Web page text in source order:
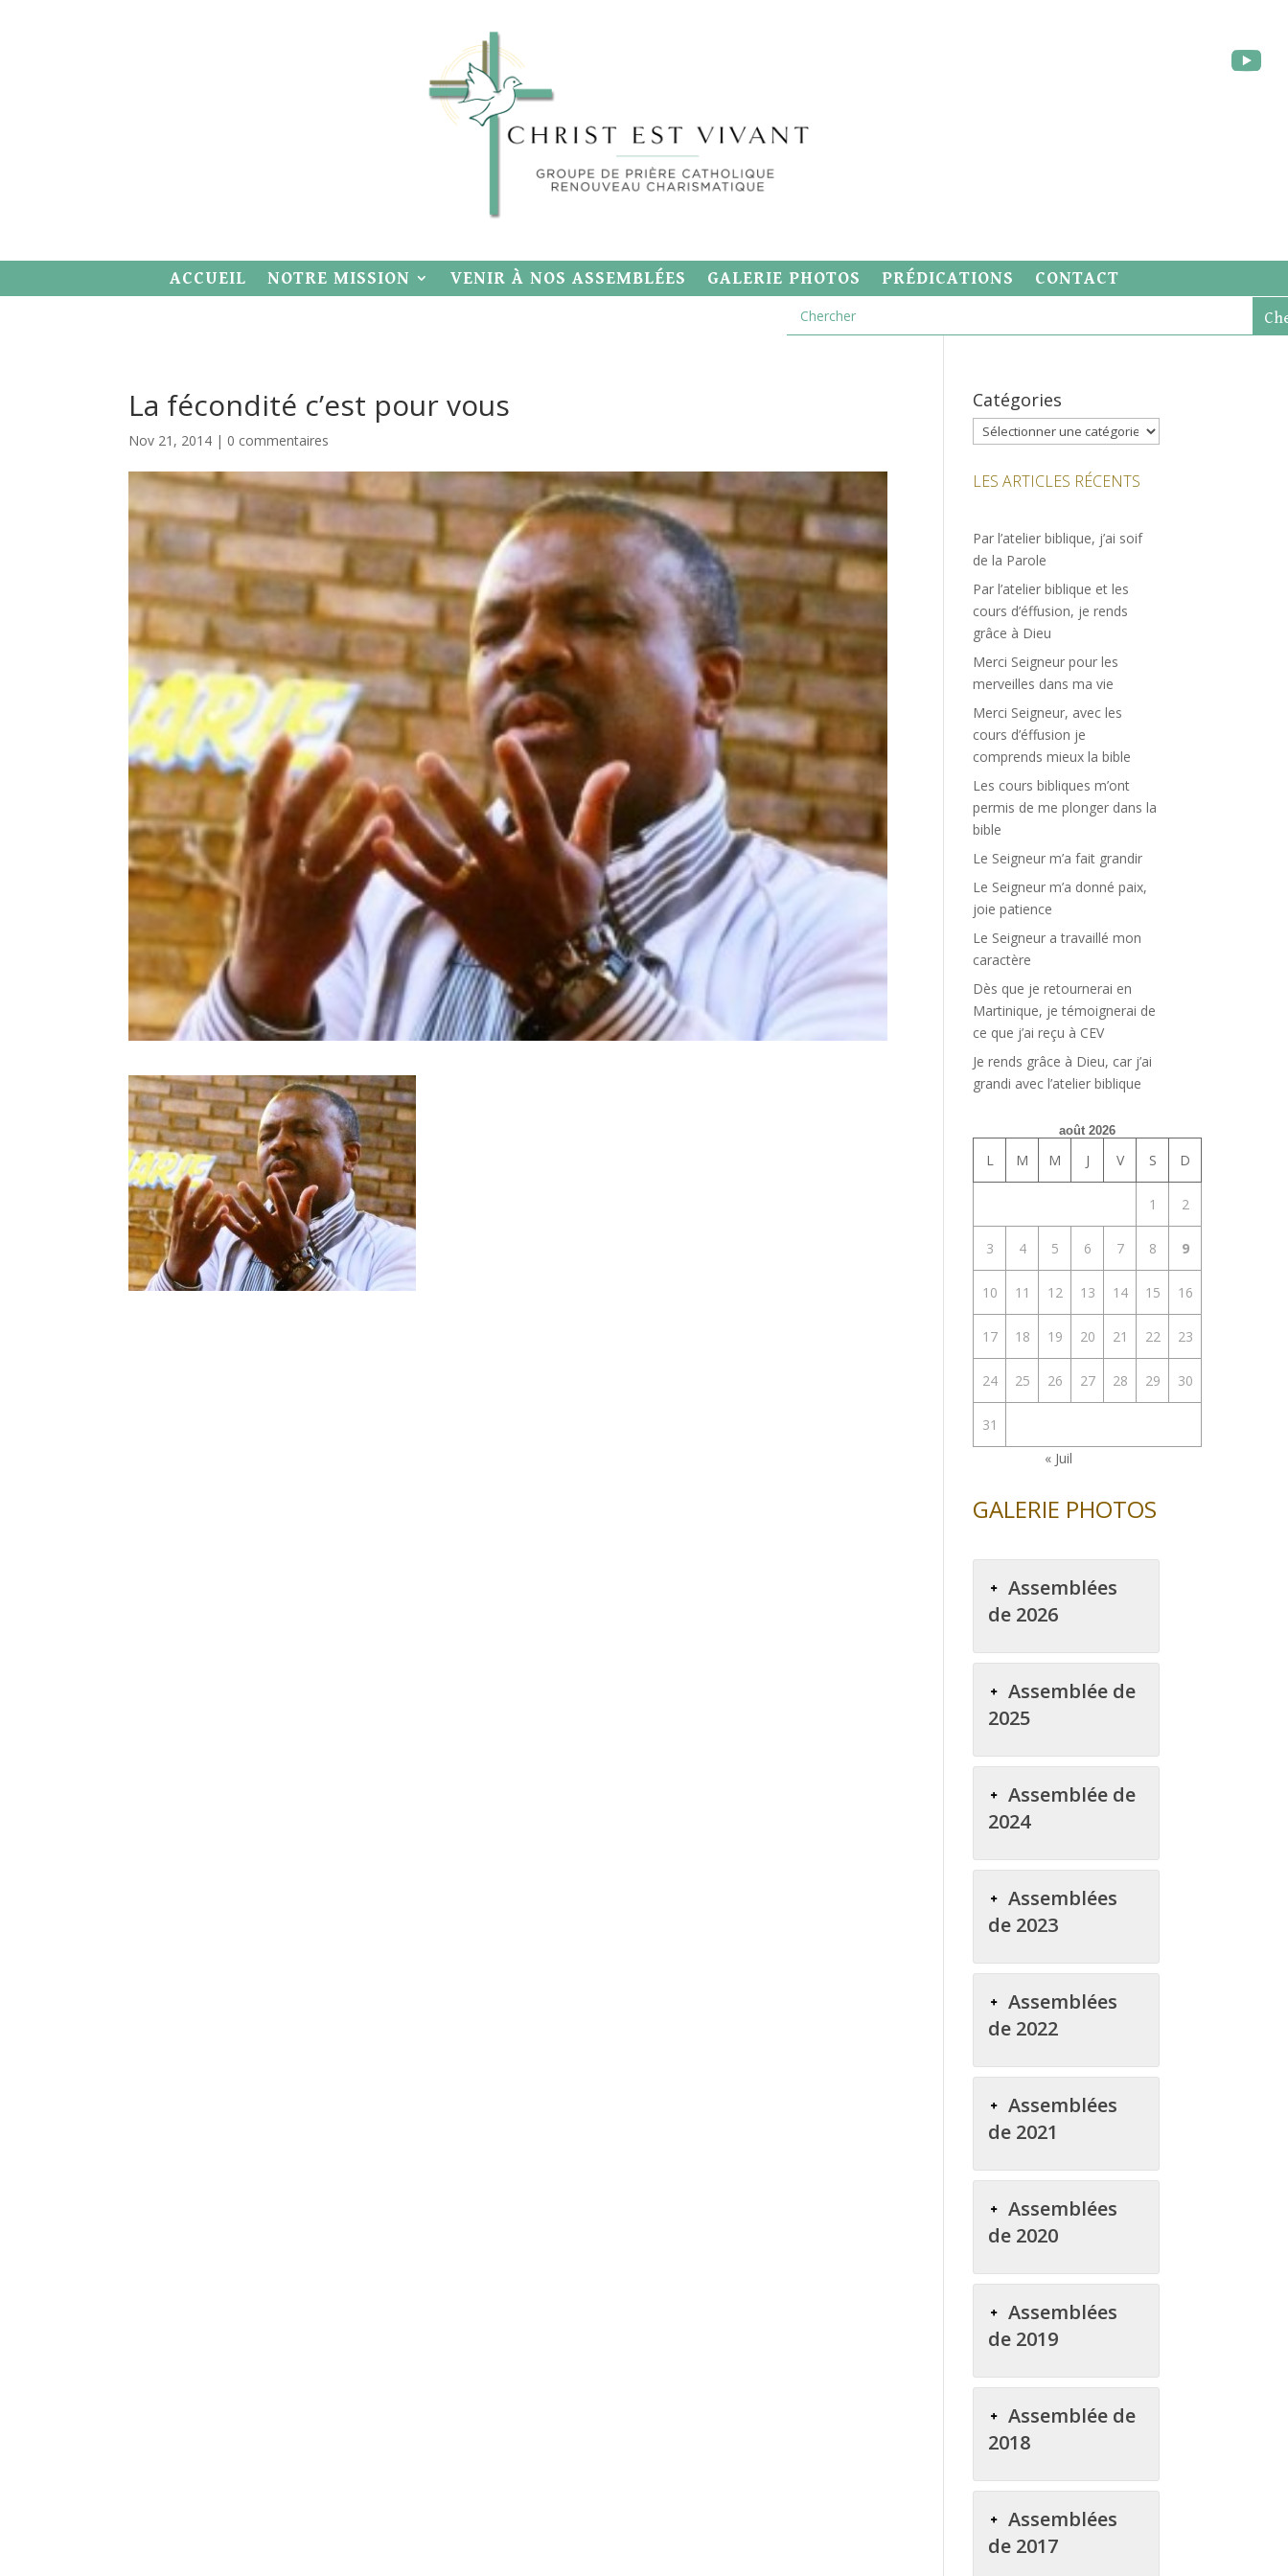
ACCUEIL NOTRE MISSION VENIR À NOS ASSEMBLÉES GALERIE PHOTOS PRÉDICATIONS CONTACT
La fécondité c’est pour vous
Nov 21, 2014 | 0 commentaires
Catégories
Catégories
LES ARTICLES RÉCENTS
Par l’atelier biblique, j’ai soif
de la Parole
Par l’atelier biblique et les
cours d’éffusion, je rends
grâce à Dieu
Merci Seigneur pour les
merveilles dans ma vie
Merci Seigneur, avec les
cours d’éffusion je
comprends mieux la bible
Les cours bibliques m’ont
permis de me plonger dans la
bible
Le Seigneur m’a fait grandir
Le Seigneur m’a donné paix,
joie patience
Le Seigneur a travaillé mon
caractère
Dès que je retournerai en
Martinique, je témoignerai de
ce que j’ai reçu à CEV
Je rends grâce à Dieu, car j’ai
grandi avec l’atelier biblique
août 2026
L M M J V S D
1 2
3 4 5 6 7 8 9
10 11 12 13 14 15 16
17 18 19 20 21 22 23
24 25 26 27 28 29 30
31
« Juil
GALERIE PHOTOS
Assemblées
de 2026
Assemblée de
2025
Assemblée de
2024
Assemblées
de 2023
Assemblées
de 2022
Assemblées
de 2021
Assemblées
de 2020
Assemblées
de 2019
Assemblée de
2018
Assemblées
de 2017